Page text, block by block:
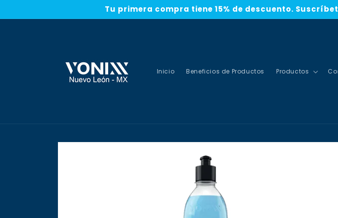
al contenido
Tu primera compra tiene 15% de descuento.
Inicio Beneficios de Productos Productos
directamente